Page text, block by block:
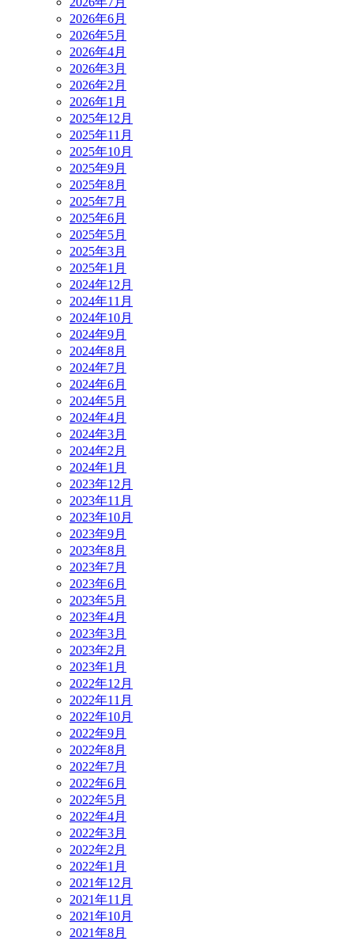
2026年6月
2026年5月
2026年4月
2026年3月
2026年2月
2026年1月
2025年12月
2025年11月
2025年10月
2025年9月
2025年8月
2025年7月
2025年6月
2025年5月
2025年3月
2025年1月
2024年12月
2024年11月
2024年10月
2024年9月
2024年8月
2024年7月
2024年6月
2024年5月
2024年4月
2024年3月
2024年2月
2024年1月
2023年12月
2023年11月
2023年10月
2023年9月
2023年8月
2023年7月
2023年6月
2023年5月
2023年4月
2023年3月
2023年2月
2023年1月
2022年12月
2022年11月
2022年10月
2022年9月
2022年8月
2022年7月
2022年6月
2022年5月
2022年4月
2022年3月
2022年2月
2022年1月
2021年12月
2021年11月
2021年10月
2021年8月